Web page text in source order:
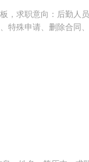
，求职意向：后勤人
特殊申请、删除合同